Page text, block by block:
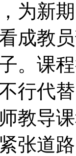
为新
成教
。课
行代
教导
张道